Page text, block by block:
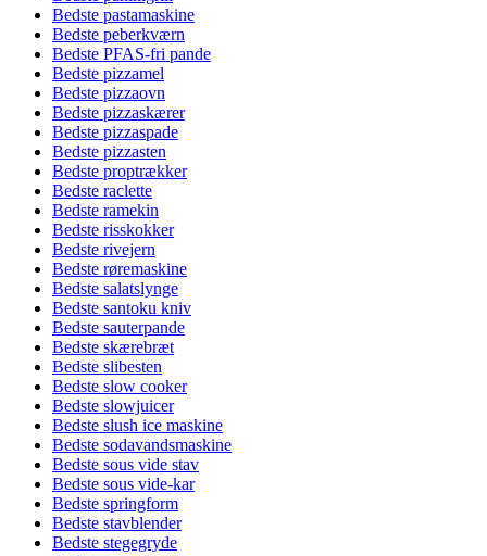
Bedste pastamaskine
Bedste peberkværn
Bedste PFAS-fri pande
Bedste pizzamel
Bedste pizzaovn
Bedste pizzaskærer
Bedste pizzaspade
Bedste pizzasten
Bedste proptrækker
Bedste raclette
Bedste ramekin
Bedste risskokker
Bedste rivejern
Bedste røremaskine
Bedste salatslynge
Bedste santoku kniv
Bedste sauterpande
Bedste skærebræt
Bedste slibesten
Bedste slow cooker
Bedste slowjuicer
Bedste slush ice maskine
Bedste sodavandsmaskine
Bedste sous vide stav
Bedste sous vide-kar
Bedste springform
Bedste stavblender
Bedste stegegryde